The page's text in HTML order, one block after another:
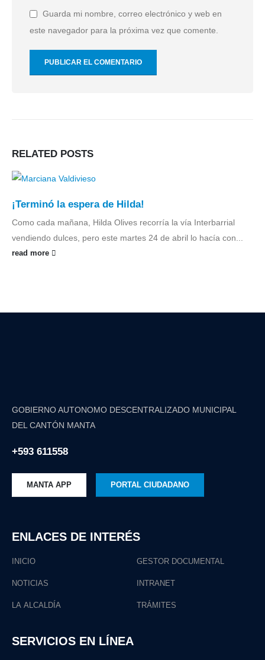
Guarda mi nombre, correo electrónico y web en
este navegador para la próxima vez que comente.
RELATED POSTS
¡Terminó la espera de Hilda!
Como cada mañana, Hilda Olives recorría la vía Interbarrial
vendiendo dulces, pero este martes 24 de abril lo hacía con...
read more
GOBIERNO AUTONOMO DESCENTRALIZADO MUNICIPAL
DEL CANTÓN MANTA
+593 611558
MANTA APP PORTAL CIUDADANO
ENLACES DE INTERÉS
INICIO
NOTICIAS
LA ALCALDÍA
GESTOR DOCUMENTAL
INTRANET
TRÁMITES
SERVICIOS EN LÍNEA